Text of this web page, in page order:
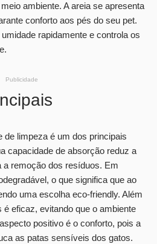
ambiente. A areia se apresenta
conforto aos pés do seu pet.
rapidamente e controla os
Publicidade
de limpeza é um dos principais
capacidade de absorção reduz a
a remoção dos resíduos. Em
o que significa que ao
uma escolha eco-friendly. Além
eficaz, evitando que o ambiente
positivo é o conforto, pois a
as patas sensíveis dos gatos.